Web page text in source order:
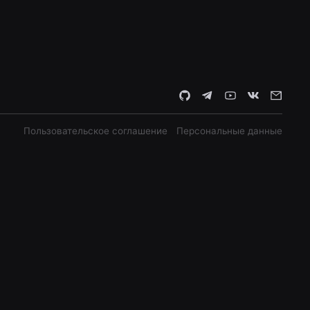
Пользовательское соглашение Персональные данные